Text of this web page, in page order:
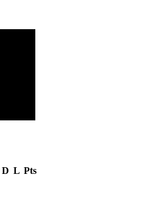
D L Pts